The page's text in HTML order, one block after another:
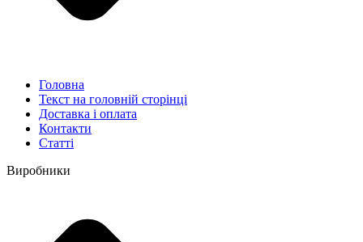
Головна
Текст на головній сторінці
Доставка і оплата
Контакти
Статті
Виробники